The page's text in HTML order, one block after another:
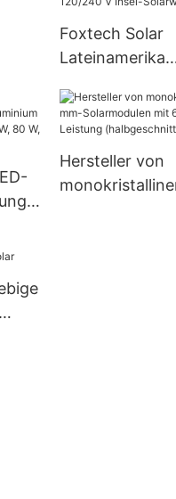
Foxtech Solar
Lateinamerika
Sinus-
4 kW 6 kW 48
V Insel-
Hersteller von